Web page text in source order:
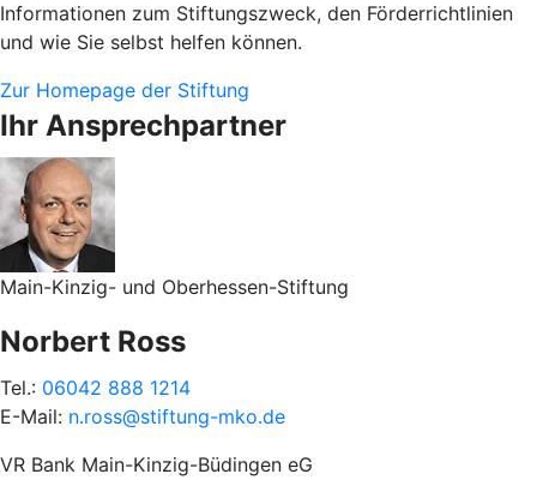
Informationen zum Stiftungszweck, den Förderrichtlinien
und wie Sie selbst helfen können.
Zur Homepage der Stiftung
Ihr Ansprechpartner
Main-Kinzig- und Oberhessen-Stiftung
Norbert Ross
Tel.: 06042 888 1214
E-Mail: n.ross@stiftung-mko.de
VR Bank Main-Kinzig-Büdingen eG